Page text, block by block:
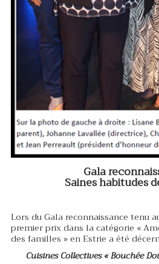
Gala
Saines habitudes
Lors du Gala reconnaissance tenu
premier prix dans la catégorie «
des familles » en Estrie a été
Cuisines Collectives « Bouchée